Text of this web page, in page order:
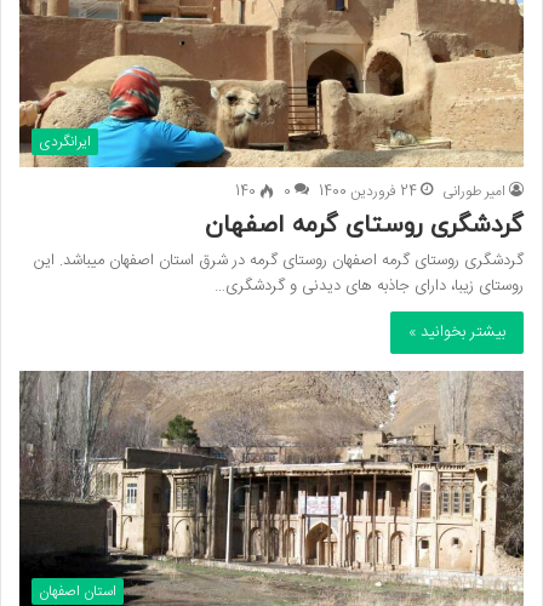
ایرانگردی
امیر طورانی 24 فروردین 1400 0
140
گردشگری روستای گرمه اصفهان
گردشگری روستای گرمه اصفهان روستای گرمه در شرق استان اصفهان میباشد. این
روستای زیبا، دارای جاذبه های دیدنی و گردشگری…
بیشتر بخوانید »
استان اصفهان